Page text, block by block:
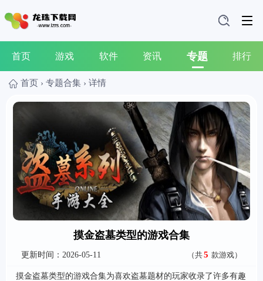
首页 游戏 软件 资讯 专题 排行
首页 › 专题合集 › 详情
摸金盗墓类型的游戏合集
更新时间：2026-05-11 （共5 款游戏）
摸金盗墓类型的游戏合集为喜欢盗墓题材的玩家收录了许多有趣